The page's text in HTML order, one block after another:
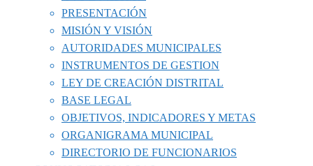
PRESENTACIÓN
MISIÓN Y VISIÓN
AUTORIDADES MUNICIPALES
INSTRUMENTOS DE GESTION
LEY DE CREACIÓN DISTRITAL
BASE LEGAL
OBJETIVOS, INDICADORES Y METAS
ORGANIGRAMA MUNICIPAL
DIRECTORIO DE FUNCIONARIOS